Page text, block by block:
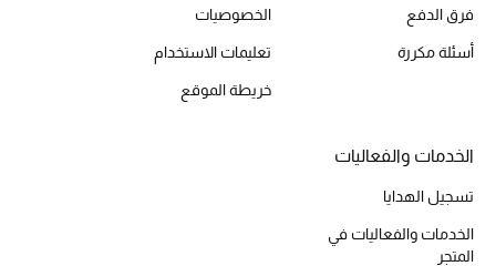
أبرز الحقائب
تسوقوا الحقائب
فرق الدفع
أسئلة مكررة
الخصوصيات
تعليمات الاستخدام
خريطة الموقع
الخدمات والفعاليات
تسجيل الهدايا
الخدمات والفعاليات في
المتجر